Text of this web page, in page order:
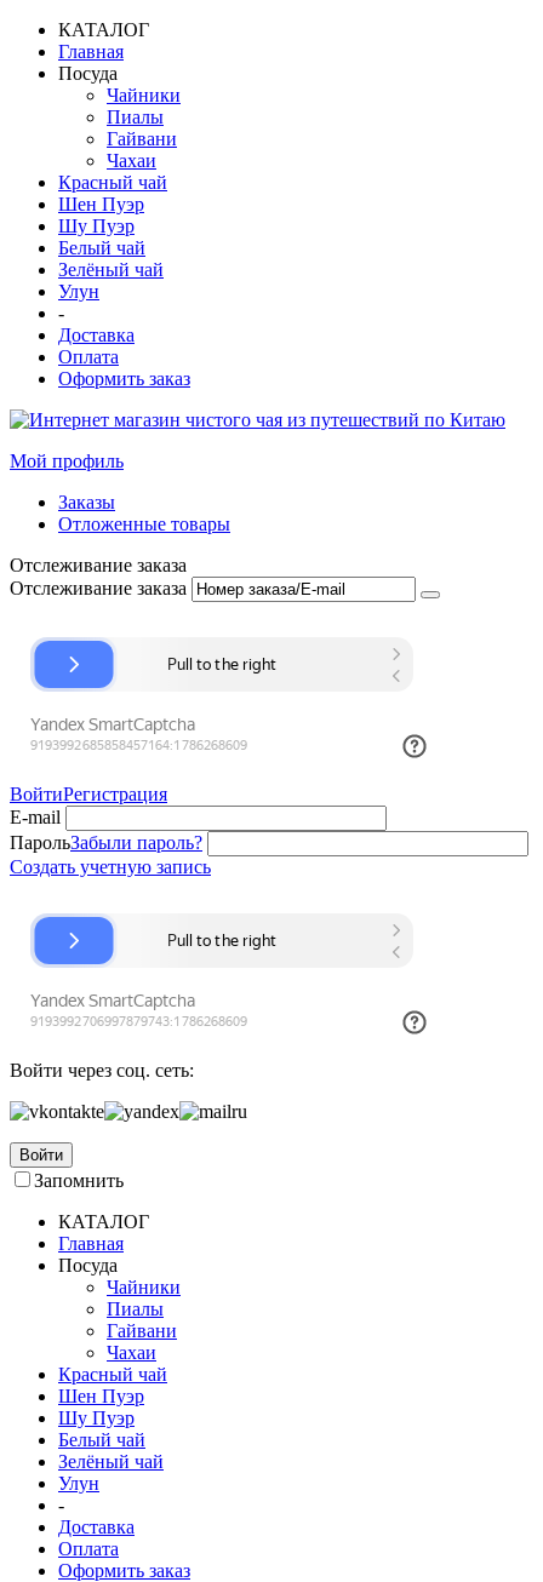
КАТАЛОГ
Главная
Посуда
Чайники
Пиалы
Гайвани
Чахаи
Красный чай
Шен Пуэр
Шу Пуэр
Белый чай
Зелёный чай
Улун
-
Доставка
Оплата
Оформить заказ
Мой профиль
Заказы
Отложенные товары
Отслеживание заказа
Отслеживание заказа
ВойтиРегистрация
E-mail
ПарольЗабыли пароль?
Создать учетную запись
Войти через соц. сеть:
Войти
Запомнить
КАТАЛОГ
Главная
Посуда
Чайники
Пиалы
Гайвани
Чахаи
Красный чай
Шен Пуэр
Шу Пуэр
Белый чай
Зелёный чай
Улун
-
Доставка
Оплата
Оформить заказ